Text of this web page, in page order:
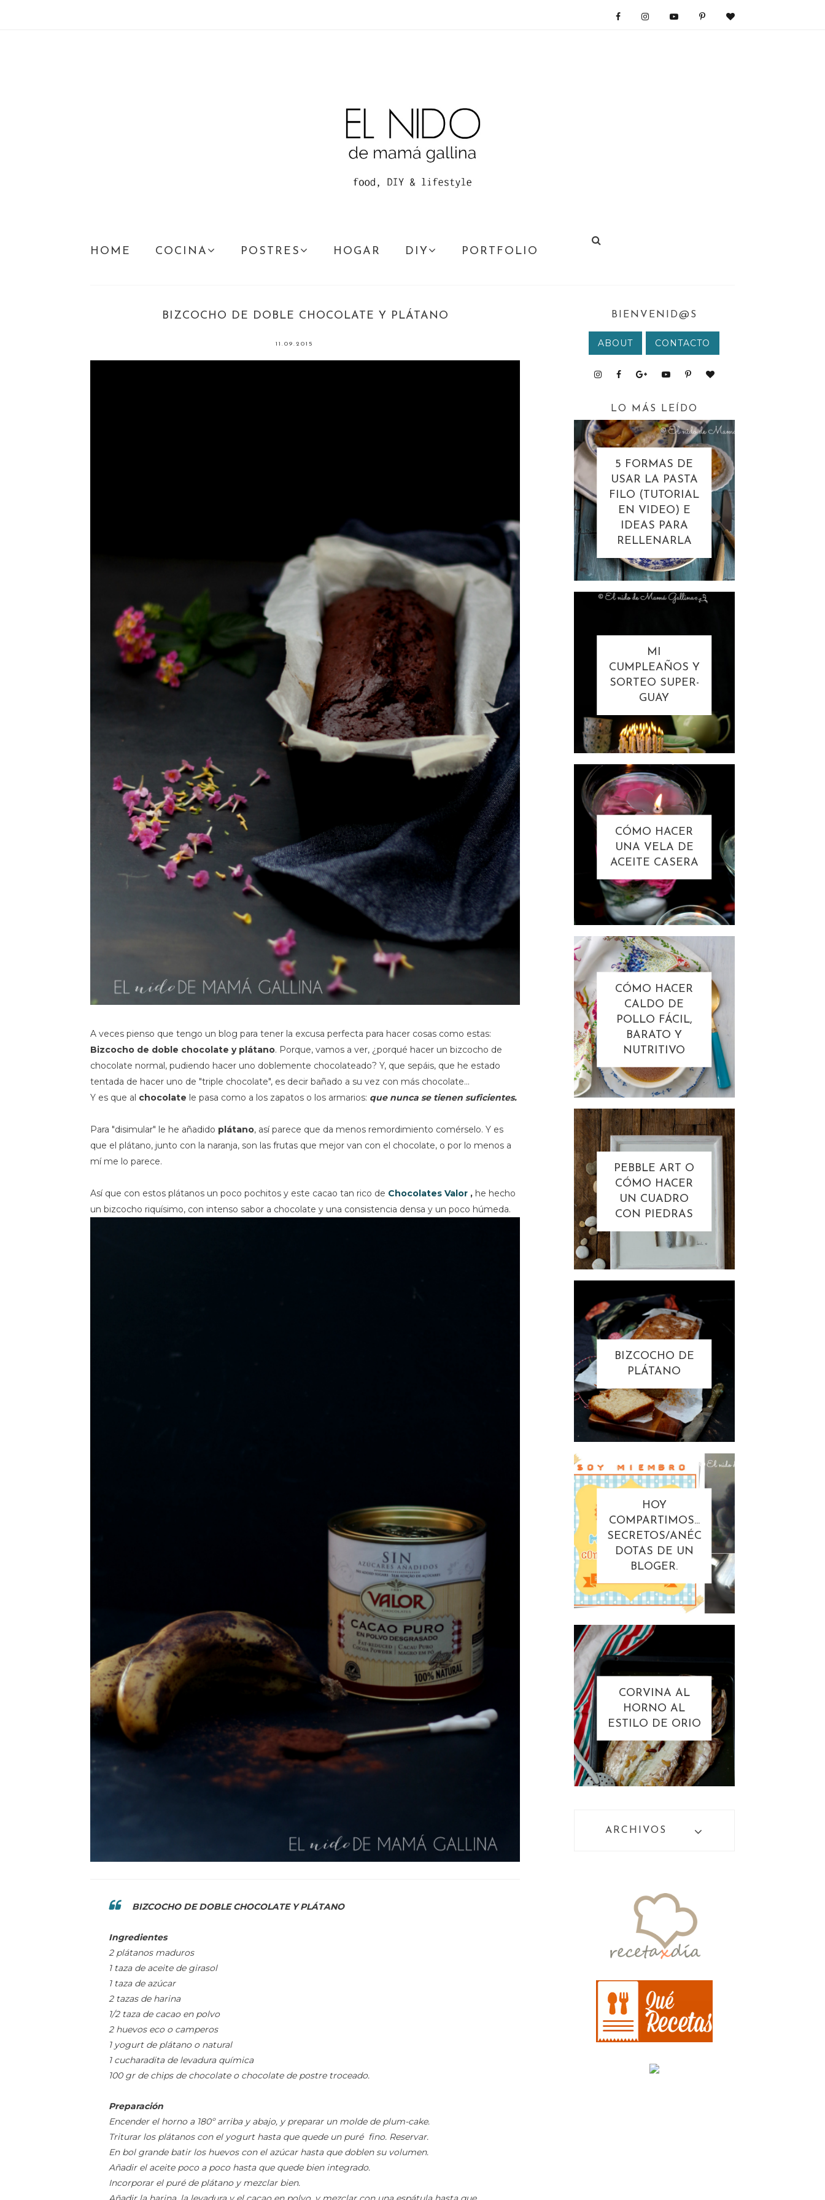
HOME COCINA POSTRES HOGAR DIY PORTFOLIO
BIZCOCHO DE DOBLE CHOCOLATE Y PLÁTANO
11.09.2015
A veces pienso que tengo un blog para tener la excusa perfecta para hacer cosas como estas:
Bizcocho de doble chocolate y plátano. Porque, vamos a ver, ¿porqué hacer un bizcocho de
chocolate normal, pudiendo hacer uno doblemente chocolateado? Y, que sepáis, que he estado
tentada de hacer uno de "triple chocolate", es decir bañado a su vez con más chocolate...
Y es que al chocolate le pasa como a los zapatos o los armarios: que nunca se tienen suficientes.
Para "disimular" le he añadido plátano, así parece que da menos remordimiento comérselo. Y es
que el plátano, junto con la naranja, son las frutas que mejor van con el chocolate, o por lo menos a
mí me lo parece.
Así que con estos plátanos un poco pochitos y este cacao tan rico de Chocolates Valor , he hecho
un bizcocho riquísimo, con intenso sabor a chocolate y una consistencia densa y un poco húmeda.
BIZCOCHO DE DOBLE CHOCOLATE Y PLÁTANO
Ingredientes
2 plátanos maduros
1 taza de aceite de girasol
1 taza de azúcar
2 tazas de harina
1/2 taza de cacao en polvo
2 huevos eco o camperos
1 yogurt de plátano o natural
1 cucharadita de levadura química
100 gr de chips de chocolate o chocolate de postre troceado.
Preparación
Encender el horno a 180º arriba y abajo, y preparar un molde de plum-cake.
Triturar los plátanos con el yogurt hasta que quede un puré fino. Reservar.
En bol grande batir los huevos con el azúcar hasta que doblen su volumen.
Añadir el aceite poco a poco hasta que quede bien integrado.
Incorporar el puré de plátano y mezclar bien.
BIENVENID@S
ABOUT CONTACTO
LO MÁS LEÍDO
5 FORMAS DE
USAR LA PASTA
FILO (TUTORIAL
EN VIDEO) E
IDEAS PARA
RELLENARLA
MI
CUMPLEAÑOS Y
SORTEO SUPER-
GUAY
CÓMO HACER
UNA VELA DE
ACEITE CASERA
CÓMO HACER
CALDO DE
POLLO FÁCIL,
BARATO Y
NUTRITIVO
PEBBLE ART O
CÓMO HACER
UN CUADRO
CON PIEDRAS
BIZCOCHO DE
PLÁTANO
HOY
COMPARTIMOS...
SECRETOS/ANÉC
DOTAS DE UN
BLOGER.
CORVINA AL
HORNO AL
ESTILO DE ORIO
ARCHIVOS